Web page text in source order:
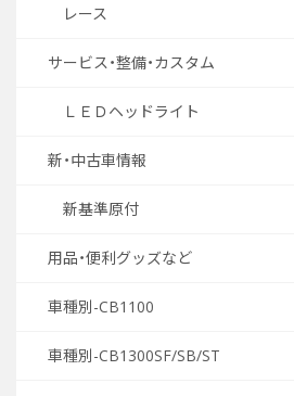
レース
サービス・整備・カスタム
ＬＥＤヘッドライト
新・中古車情報
新基準原付
用品・便利グッズなど
車種別-CB1100
車種別-CB1300SF/SB/ST